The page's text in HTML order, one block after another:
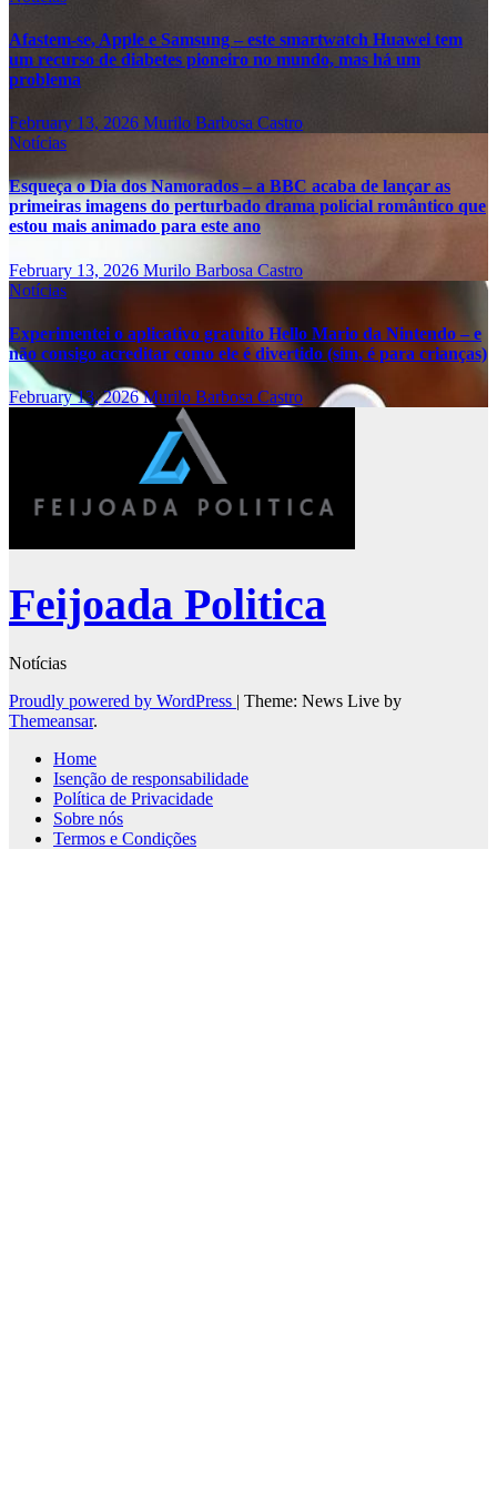
Afastem-se, Apple e Samsung – este smartwatch Huawei tem
um recurso de diabetes pioneiro no mundo, mas há um
problema
February 13, 2026 Murilo Barbosa Castro
Notícias
Esqueça o Dia dos Namorados – a BBC acaba de lançar as
primeiras imagens do perturbado drama policial romântico que
estou mais animado para este ano
February 13, 2026 Murilo Barbosa Castro
Notícias
Experimentei o aplicativo gratuito Hello Mario da Nintendo – e
não consigo acreditar como ele é divertido (sim, é para crianças)
February 13, 2026Murilo Barbosa Castro
Feijoada Politica
Notícias
Proudly powered by WordPress | Theme: News Live by
Themeansar.
Home
Isenção de responsabilidade
Política de Privacidade
Sobre nós
Termos e Condições